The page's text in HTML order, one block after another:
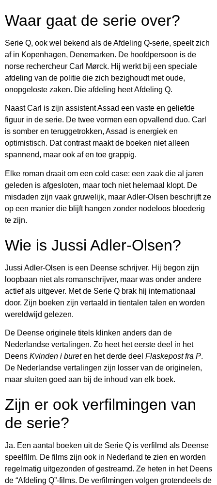
Waar gaat de serie over?
Serie Q, ook wel bekend als de Afdeling Q-serie, speelt zich
af in Kopenhagen, Denemarken. De hoofdpersoon is de
norse rechercheur Carl Mørck. Hij werkt bij een speciale
afdeling van de politie die zich bezighoudt met oude,
onopgeloste zaken. Die afdeling heet Afdeling Q.
Naast Carl is zijn assistent Assad een vaste en geliefde
figuur in de serie. De twee vormen een opvallend duo. Carl
is somber en teruggetrokken, Assad is energiek en
optimistisch. Dat contrast maakt de boeken niet alleen
spannend, maar ook af en toe grappig.
Elke roman draait om een cold case: een zaak die al jaren
geleden is afgesloten, maar toch niet helemaal klopt. De
misdaden zijn vaak gruwelijk, maar Adler-Olsen beschrijft ze
op een manier die blijft hangen zonder nodeloos bloederig
te zijn.
Wie is Jussi Adler-Olsen?
Jussi Adler-Olsen is een Deense schrijver. Hij begon zijn
loopbaan niet als romanschrijver, maar was onder andere
actief als uitgever. Met de Serie Q brak hij internationaal
door. Zijn boeken zijn vertaald in tientalen talen en worden
wereldwijd gelezen.
De Deense originele titels klinken anders dan de
Nederlandse vertalingen. Zo heet het eerste deel in het
Deens Kvinden i bureten het derde deel Flaskepost fra P.
De Nederlandse vertalingen zijn losser van de originelen,
maar sluiten goed aan bij de inhoud van elk boek.
Zijn er ook verfilmingen van
de serie?
Ja. Een aantal boeken uit de Serie Q is verfilmd als Deense
speelfilm. De films zijn ook in Nederland te zien en worden
regelmatig uitgezonden of gestreamd. Ze heten in het Deens
de “Afdeling Q”-films. De verfilmingen volgen grotendeels de